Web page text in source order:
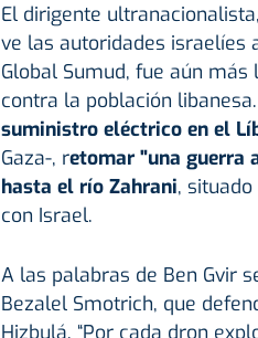
El dirigente
ve las autoridades israelíes
Global Sumud, fue aún
contra la población
suministro eléctrico en el
Gaza-, retomar "una guerra
hasta el río Zahrani,
con Israel.
A las palabras de Ben Gvir
Bezalel Smotrich, que